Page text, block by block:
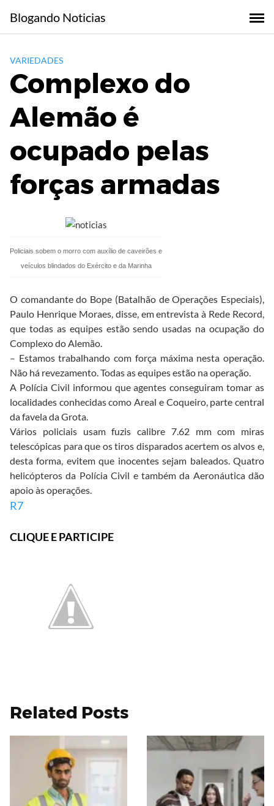
content
Blogando Noticias
VARIEDADES
Complexo do
Alemão é
ocupado pelas
forças armadas
Policiais sobem o morro com auxílio de caveirões e
veículos blindados do Exército e da Marinha
O comandante do Bope (Batalhão de Operações Especiais),
Paulo Henrique Moraes, disse, em entrevista à Rede Record,
que todas as equipes estão sendo usadas na ocupação do
Complexo do Alemão.
– Estamos trabalhando com força máxima nesta operação.
Não há revezamento. Todas as equipes estão na operação.
A Polícia Civil informou que agentes conseguiram tomar as
localidades conhecidas como Areal e Coqueiro, parte central
da favela da Grota.
Vários policiais usam fuzis calibre 7.62 mm com miras
telescópicas para que os tiros disparados acertem os alvos e,
desta forma, evitem que inocentes sejam baleados. Quatro
helicópteros da Polícia Civil e também da Aeronáutica dão
apoio às operações.
R7
CLIQUE E PARTICIPE
Related Posts